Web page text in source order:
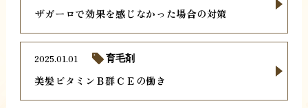
ザガーロで効果を感じなかった場合の対策
美髪ビタミンＢ群ＣＥの働き
2025.01.01 育毛剤